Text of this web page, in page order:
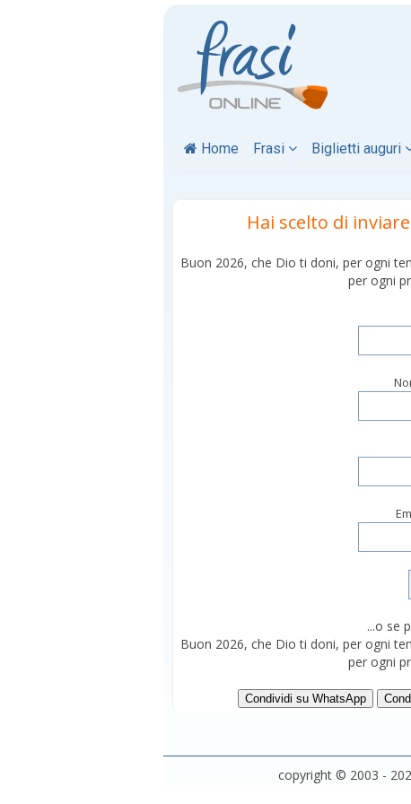
Home Frasi Biglietti auguri
Hai scelto di
Buon 2026, che Dio ti doni, per ogni
per ogni
...o se
Buon 2026, che Dio ti doni, per ogni
per ogni
Condividi su WhatsApp
copyright © 2003 -